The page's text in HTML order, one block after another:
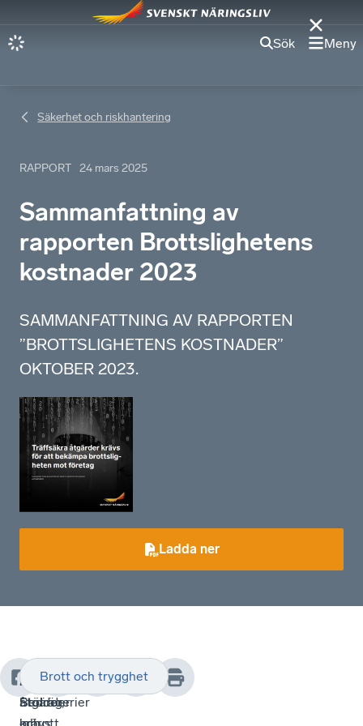
Sök Meny
Säkerhet och riskhantering
RAPPORT 24 mars 2025
Sammanfattning av
rapporten Brottslighetens
kostnader 2023
SAMMANFATTNING AV RAPPORTEN
”BROTTSLIGHETENS KOSTNADER”
OKTOBER 2023.
Ladda ner
Kraftfulla
åtgärder
1.
Bedrägerier
2.
Stölder,
Brott och trygghet